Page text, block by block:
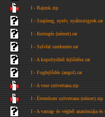
I - Rajzok.zip
I - Szajüreg, nyelv, nyálmirigyek.rar
I - Keringés (német).rar
I - Szívfal szerkezete.rar
I - A kopoltyúbél fejlődése.rar
I - Fogfejlődés (angol).rar
I - A vese szövettana.zip
I - Érrendszer szövettana (német).zip
I - A vastag- és végbél anatómiája és